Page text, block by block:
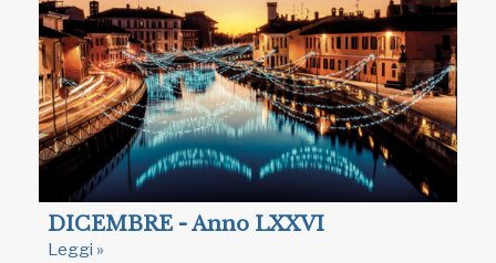
DICEMBRE - Anno LXXVI
Leggi »